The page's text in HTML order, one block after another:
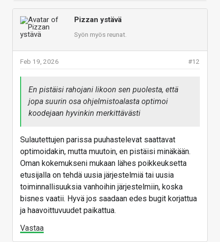
Pizzan ystävä
Syön myös reunat.
#12
Feb 19, 2026
En pistäisi rahojani likoon sen puolesta, että
jopa suurin osa ohjelmistoalasta optimoi
koodejaan hyvinkin merkittävästi
Sulautettujen parissa puuhastelevat saattavat
optimoidakin, mutta muutoin, en pistäisi minäkään.
Oman kokemukseni mukaan lähes poikkeuksetta
etusijalla on tehdä uusia järjestelmiä tai uusia
toiminnallisuuksia vanhoihin järjestelmiin, koska
bisnes vaatii. Hyvä jos saadaan edes bugit korjattua
ja haavoittuvuudet paikattua.
Vastaa